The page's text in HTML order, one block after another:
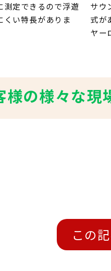
測定できるので浮遊
くい特長がありま
サウ
式が
ヤー
様の様々な現
この